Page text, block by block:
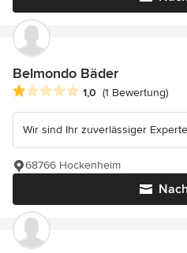
Belmondo Bäder
Durchschnittliche Bewertung: 1
1,0 (1 Bewertung)
Wir sind Ihr zuverlässiger
68766 Hockenheim